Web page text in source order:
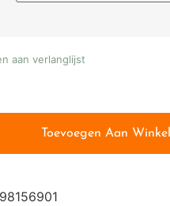
aan verlanglijst
Toevoegen Aan